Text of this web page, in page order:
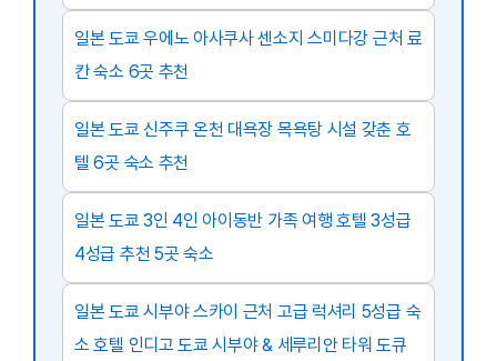
일본 도쿄 우에노 아사쿠사 센소지 스미다강 근처 료
칸 숙소 6곳 추천
일본 도쿄 신주쿠 온천 대욕장 목욕탕 시설 갖춘 호
텔 6곳 숙소 추천
일본 도쿄 3인 4인 아이동반 가족 여행 호텔 3성급
4성급 추천 5곳 숙소
일본 도쿄 시부야 스카이 근처 고급 럭셔리 5성급 숙
소 호텔 인디고 도쿄 시부야 & 세루리안 타워 도큐